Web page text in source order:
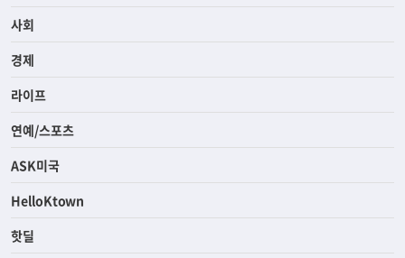
사회
경제
라이프
연예/스포츠
ASK미국
HelloKtown
핫딜